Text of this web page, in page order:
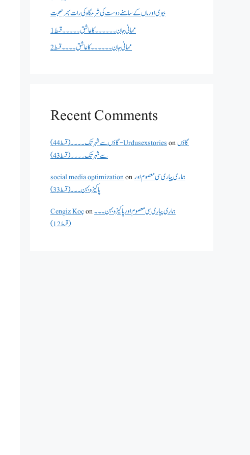
بیوی اور ماں کے سامنے دوست کی شرمگاہ کی رات بھر صحبت
ممانی جان ۔۔۔۔۔۔کا عاشق ۔۔۔۔۔قسط 1
ممانی جان ۔۔۔۔۔۔کا عاشق ۔۔۔۔قسط 2
Recent Comments
گاؤں سے شہر تک۔۔۔۔(قسط 44) - Urdusexstoriesonگاؤں
سے شہر تک۔۔۔۔(قسط 43)
social media optimizationonہماری پیاری سی معصوم اور
پاکیزہ بہن۔۔۔(قسط33)
Cengiz Koçonہماری پیاری سی معصوم اور پاکیزہ بہن۔۔۔
(قسط12)